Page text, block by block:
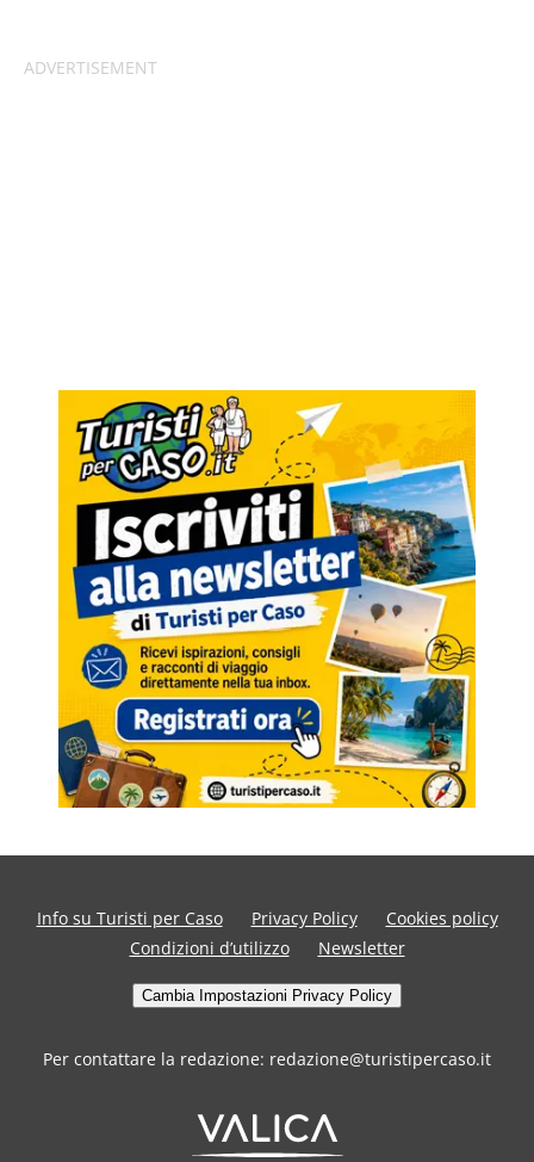
Info su Turisti per Caso Privacy Policy
Cookies policy
Condizioni d’utilizzo
Newsletter
Cambia Impostazioni Privacy Policy
Per contattare la redazione: redazione@turistipercaso.it